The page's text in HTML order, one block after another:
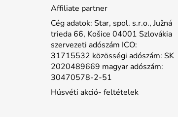
Affiliate partner
Cég adatok: Star, spol. s.r.o., Južná
trieda 66, Košice 04001 Szlovákia
szervezeti adószám ICO:
31715532 közösségi adószám: SK
2020489669 magyar adószám:
30470578-2-51
Húsvéti akció- feltételek